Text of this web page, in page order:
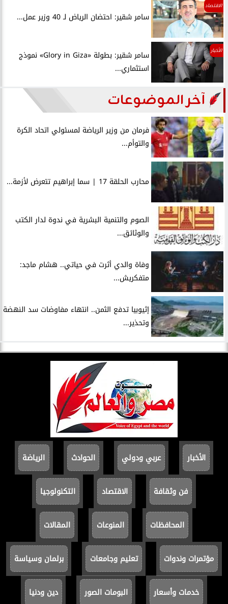
الاقتصاد
سامر شقير: احتضان الرياض لـ 40 وزير عمل...
الأخبار
سامر شقير: بطولة «Glory in Giza» نموذج
استثماري...
آخر الموضوعات
فرمان من وزير الرياضة لمسئولي اتحاد الكرة
والتوأم...
محارب الحلقة 17 | سما إبراهيم تتعرض لأزمة...
الصوم والتنمية البشرية في ندوة لدار الكتب
والوثائق...
وفاة والدي أثرت في حياتي.. هشام ماجد:
متفكريش...
إثيوبيا تدفع الثمن.. انتهاء مفاوضات سد النهضة
وتحذير...
الأخبار عربي ودولي الحوادث الرياضة
فن وثقافة الاقتصاد التكنولوجيا
المحافظات المنوعات المقالات
مؤتمرات وندوات تعليم وجامعات برلمان وسياسة
خدمات وأسعار البومات الصور دين ودنيا